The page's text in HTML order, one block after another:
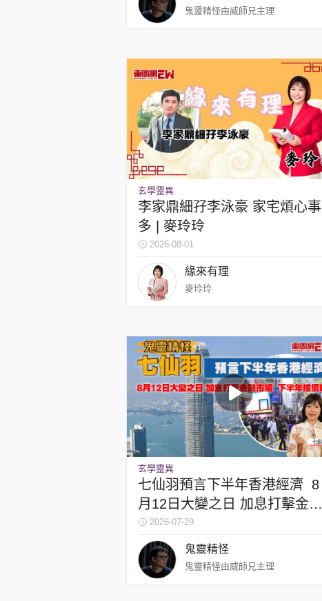
鬼靈精怪由威師兄主理
玄學靈異
李家鼎細孖李泳豪 家宅煩心事
多 | 麥玲玲
2026-08-01
緣來有理
麥玲玲
玄學靈異
七仙羽預言下半年香港經濟 8
月12日大變之日 加息打擊金融
市場 下半年樓價睇跌
2026-07-29
鬼靈精怪
鬼靈精怪由威師兄主理